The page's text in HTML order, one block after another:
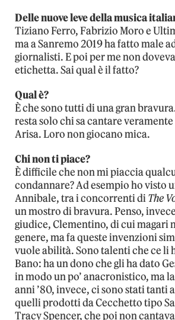
Delle nuove leve della musica
Tiziano Ferro, Fabrizio Moro e
ma a Sanremo 2019 ha fatto male
giornalisti. E poi per me non
etichetta. Sai qual è il fatto?
Qual è?
È che sono tutti di una gran
resta solo chi sa cantare
Arisa. Loro non giocano mica.
Chi non ti piace?
È difficile che non mi piaccia
condannare? Ad esempio ho visto
Annibale, tra i concorrenti diThe
un mostro di bravura. Penso,
giudice, Clementino, di cui magari
genere, ma fa queste invenzioni
vuole abilità. Sono talenti che ce li
Bano: ha un dono che gli ha dato
in modo un po’ anacronistico, ma
anni ’80, invece, ci sono stati tanti
quelli prodotti da Cecchetto tipo
Tracy Spencer, che poi non